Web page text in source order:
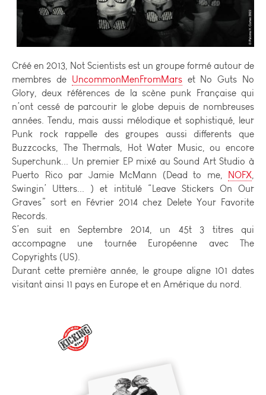
Créé en 2013, Not Scientists est un groupe formé autour de
membres de UncommonMenFromMarset No Guts No
Glory, deux références de la scène punk Française qui
n’ont cessé de parcourir le globe depuis de nombreuses
années. Tendu, mais aussi mélodique et sophistiqué, leur
Punk rock rappelle des groupes aussi differents que
Buzzcocks, The Thermals, Hot Water Music, ou encore
Superchunk... Un premier EP mixé au Sound Art Studio à
Puerto Rico par Jamie McMann (Dead to me, NOFX
Swingin’ Utters... ) et intitulé “Leave Stickers On Our
Graves” sort en Février 2014 chez Delete Your Favorite
Records.
S’en suit en Septembre 2014, un 45t 3 titres qui
accompagne une tournée Européenne avec The
Copyrights (US).
Durant cette première année, le groupe aligne 101 dates
visitant ainsi 11 pays en Europe et en Amérique du nord.